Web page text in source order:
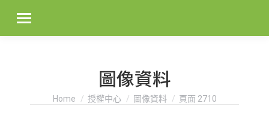
圖像資料
You are here:
Home 授權中心 圖像資料 頁面 2710